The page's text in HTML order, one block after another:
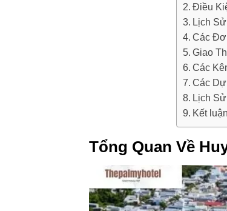
Điều
Lịch
Các
Giao
Các
Các
Lịch
Kết luận
Tổng Quan Về